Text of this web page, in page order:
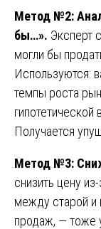
Метод №2:
бы…». Эксперт
могли бы
Используются:
темпы роста
гипотетической
Получается
Метод №3:
снизить цену
между старой и
продаж, — тоже